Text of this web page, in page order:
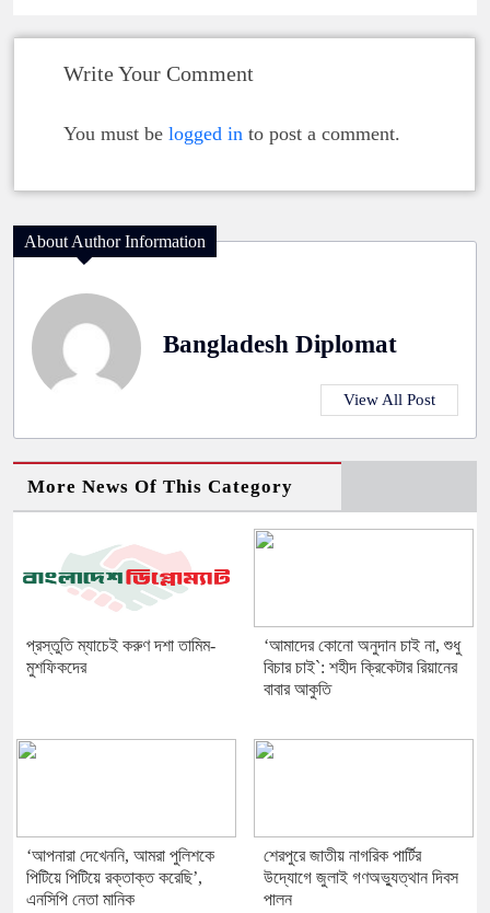
Write Your Comment
You must be logged in to post a comment.
About Author Information
Bangladesh Diplomat
View All Post
More News Of This Category
প্রস্তুতি ম্যাচেই করুণ দশা তামিম-
মুশফিকদের
‘আমাদের কোনো অনুদান চাই না, শুধু
বিচার চাই‍‍`: শহীদ ক্রিকেটার রিয়ানের
বাবার আকুতি
‘আপনারা দেখেননি, আমরা পুলিশকে
পিটিয়ে পিটিয়ে রক্তাক্ত করেছি’,
এনসিপি নেতা মানিক
শেরপুরে জাতীয় নাগরিক পার্টির
উদ্যোগে জুলাই গণঅভ্যুত্থান দিবস
পালন